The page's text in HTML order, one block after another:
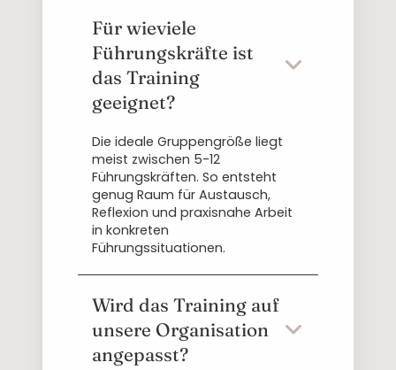
Für wieviele
Führungskräfte ist
das Training
geeignet?
Die ideale Gruppengröße liegt
meist zwischen 5-12
Führungskräften. So entsteht
genug Raum für Austausch,
Reflexion und praxisnahe Arbeit
in konkreten
Führungssituationen.
Wird das Training auf
unsere Organisation
angepasst?